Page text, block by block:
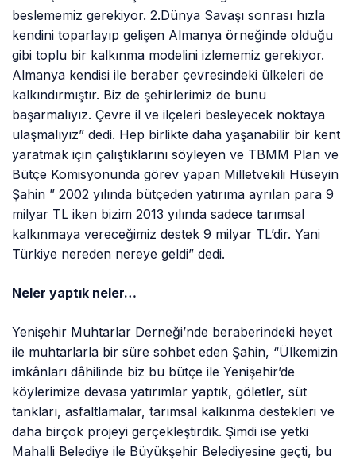
beslememiz gerekiyor. 2.Dünya Savaşı sonrası hızla
kendini toparlayıp gelişen Almanya örneğinde olduğu
gibi toplu bir kalkınma modelini izlememiz gerekiyor.
Almanya kendisi ile beraber çevresindeki ülkeleri de
kalkındırmıştır. Biz de şehirlerimiz de bunu
başarmalıyız. Çevre il ve ilçeleri besleyecek noktaya
ulaşmalıyız” dedi. Hep birlikte daha yaşanabilir bir kent
yaratmak için çalıştıklarını söyleyen ve TBMM Plan ve
Bütçe Komisyonunda görev yapan Milletvekili Hüseyin
Şahin ” 2002 yılında bütçeden yatırıma ayrılan para 9
milyar TL iken bizim 2013 yılında sadece tarımsal
kalkınmaya vereceğimiz destek 9 milyar TL’dir. Yani
Türkiye nereden nereye geldi” dedi.
Neler yaptık neler…
Yenişehir Muhtarlar Derneği’nde beraberindeki heyet
ile muhtarlarla bir süre sohbet eden Şahin, “Ülkemizin
imkânları dâhilinde biz bu bütçe ile Yenişehir’de
köylerimize devasa yatırımlar yaptık, göletler, süt
tankları, asfaltlamalar, tarımsal kalkınma destekleri ve
daha birçok projeyi gerçekleştirdik. Şimdi ise yetki
Mahalli Belediye ile Büyükşehir Belediyesine geçti, bu